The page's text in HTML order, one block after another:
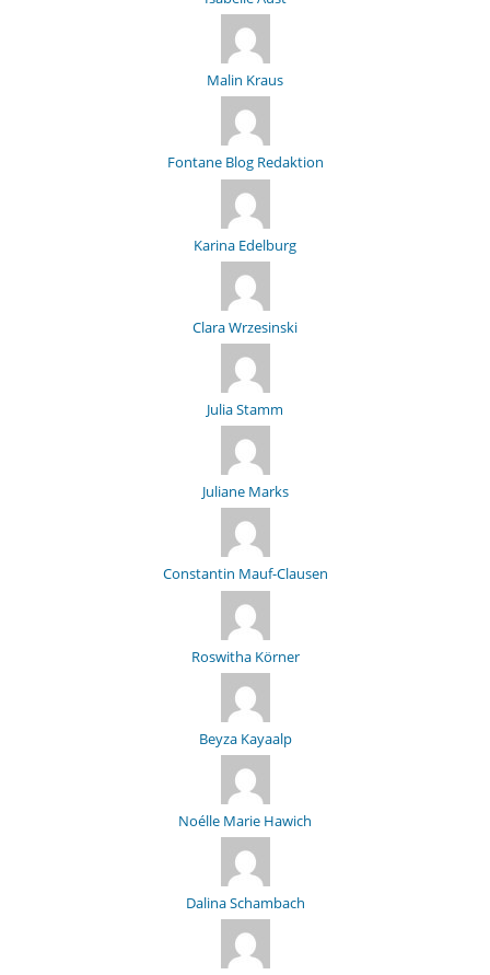
Malin Kraus
Fontane Blog Redaktion
Karina Edelburg
Clara Wrzesinski
Julia Stamm
Juliane Marks
Constantin Mauf-Clausen
Roswitha Körner
Beyza Kayaalp
Noélle Marie Hawich
Dalina Schambach